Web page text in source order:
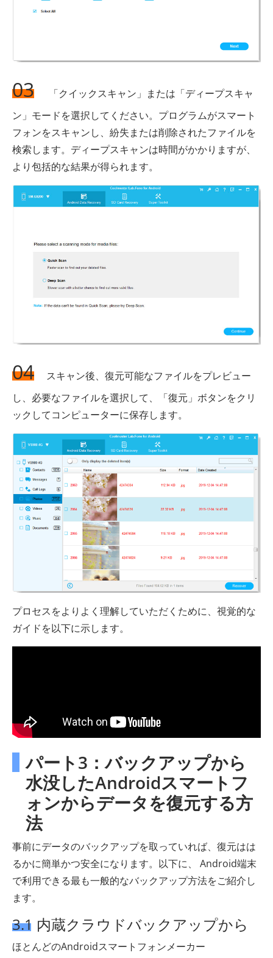
03
「クイックスキャン」または「ディープスキャ
ン」モードを選択してください。プログラムがスマート
フォンをスキャンし、紛失または削除されたファイルを
検索します。ディープスキャンは時間がかかりますが、
より包括的な結果が得られます。
04
スキャン後、復元可能なファイルをプレビュー
し、必要なファイルを選択して、「復元」ボタンをクリ
ックしてコンピューターに保存します。
プロセスをよりよく理解していただくために、視覚的な
ガイドを以下に示します。
パート3：バックアップから
水没したAndroidスマートフ
ォンからデータを復元する方
法
事前にデータのバックアップを取っていれば、復元はは
るかに簡単かつ安全になります。以下に、 Android端末
で利用できる最も一般的なバックアップ方法をご紹介し
ます。
3.1 内蔵クラウドバックアップから
ほとんどのAndroidスマートフォンメーカー